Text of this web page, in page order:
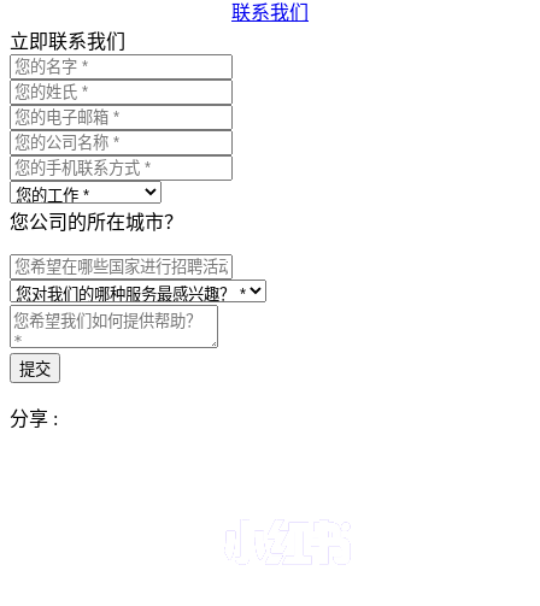
联系我们
立即联系我们
您公司的所在城市？
分享 :